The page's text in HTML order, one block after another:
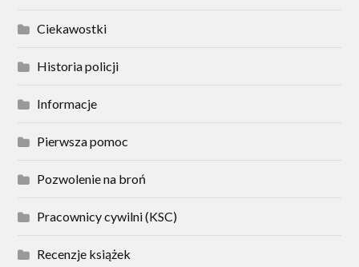
Ciekawostki
Historia policji
Informacje
Pierwsza pomoc
Pozwolenie na broń
Pracownicy cywilni (KSC)
Recenzje książek